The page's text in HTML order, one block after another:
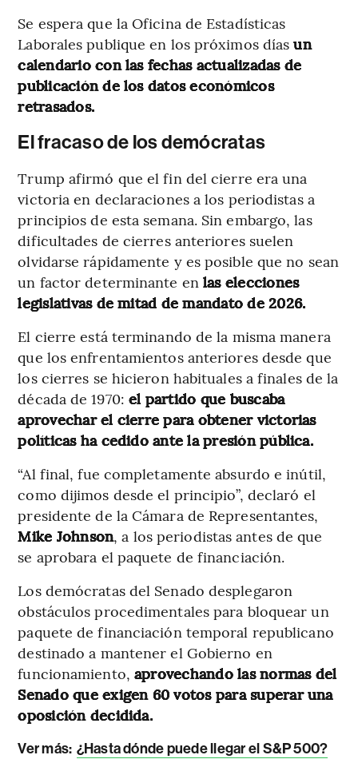
Se espera que la Oficina de Estadísticas
Laborales publique en los próximos díasun
calendario con las fechas actualizadas de
publicación de los datos económicos
retrasados.
El fracaso de los demócratas
Trump afirmó que el fin del cierre era una
victoria en declaraciones a los periodistas a
principios de esta semana. Sin embargo, las
dificultades de cierres anteriores suelen
olvidarse rápidamente y es posible que no sean
un factor determinante en las elecciones
legislativas de mitad de mandato de 2026.
El cierre está terminando de la misma manera
que los enfrentamientos anteriores desde que
los cierres se hicieron habituales a finales de la
década de 1970: el partido que buscaba
aprovechar el cierre para obtener victorias
políticas ha cedido ante la presión pública.
“Al final, fue completamente absurdo e inútil,
como dijimos desde el principio”, declaró el
presidente de la Cámara de Representantes,
Mike Johnson, a los periodistas antes de que
se aprobara el paquete de financiación.
Los demócratas del Senado desplegaron
obstáculos procedimentales para bloquear un
paquete de financiación temporal republicano
destinado a mantener el Gobierno en
funcionamiento, aprovechando las normas del
Senado que exigen 60 votos para superar una
oposición decidida.
Ver más: ¿Hasta dónde puede llegar el S&P 500?